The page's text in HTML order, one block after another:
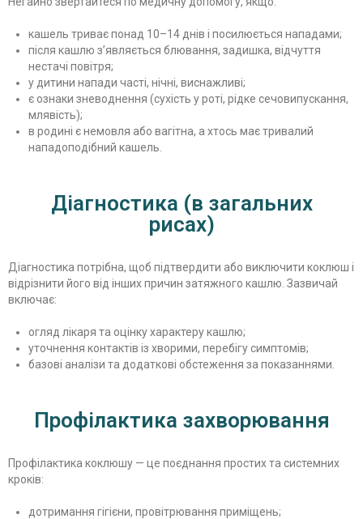
кашель триває понад 10–14 днів і посилюється нападами;
після кашлю з’являється блювання, задишка, відчуття
нестачі повітря;
у дитини напади часті, нічні, виснажливі;
є ознаки зневоднення (сухість у роті, рідке сечовипускання,
млявість);
в родині є немовля або вагітна, а хтось має тривалий
нападоподібний кашель.
Діагностика (в загальних
рисах)
Діагностика потрібна, щоб підтвердити або виключити коклюш і
відрізнити його від інших причин затяжного кашлю. Зазвичай
включає:
огляд лікаря та оцінку характеру кашлю;
уточнення контактів із хворими, перебігу симптомів;
базові аналізи та додаткові обстеження за показаннями.
Профілактика захворювання
Профілактика коклюшу — це поєднання простих та системних
кроків:
дотримання гігієни, провітрювання приміщень;